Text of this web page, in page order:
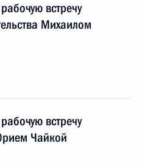
встречу
Михаилом
встречу
Чайкой